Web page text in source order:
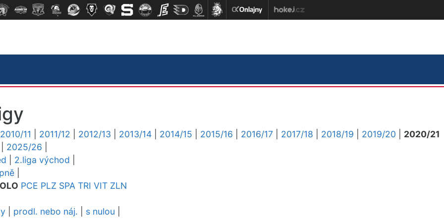
2010/11 2011/12 2012/13 2013/14 2014/15 2015/16 2016/17 2017/18 2018/19 2019/20
2020/21
2025/26
2.liga východ
OLO PCE PLZ SPA TRI VIT ZLN
prodl. nebo náj. s nulou